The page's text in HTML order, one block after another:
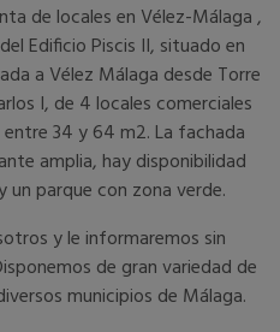
de locales en Vélez-Málaga ,
Edificio Piscis II, situado en
a Vélez Málaga desde Torre
I, de 4 locales comerciales
34 y 64 m2. La fachada
amplia, hay disponibilidad
un parque con zona verde.
y le informaremos sin
de gran variedad de
municipios de Málaga.